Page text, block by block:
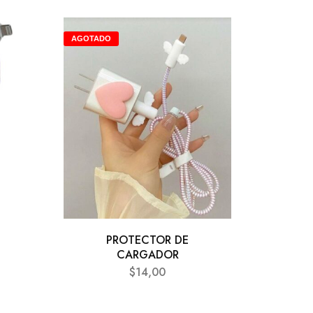
AGOTADO
PROTECTOR DE
CARGADOR
$14,00